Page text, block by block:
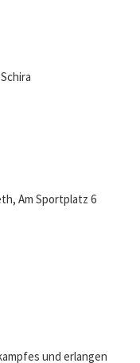
Am Sportplatz 6
und erlangen